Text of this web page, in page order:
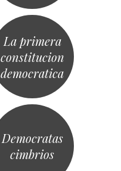
La primera
constitucion
democratica
Democratas
cimbrios